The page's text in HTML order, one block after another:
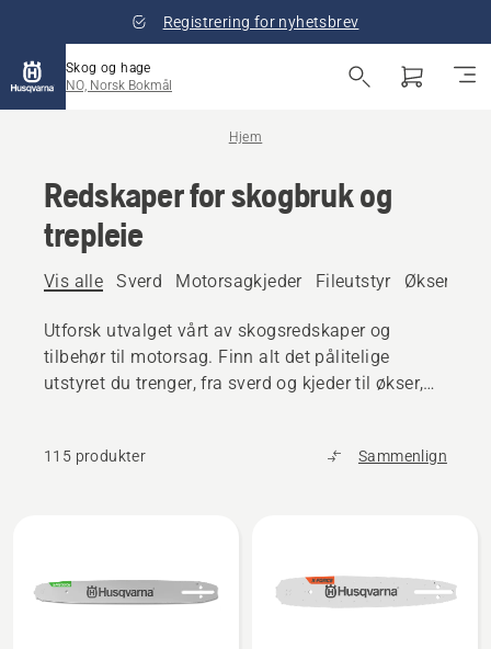
Registrering for nyhetsbrev
Skog og hage
NO, Norsk Bokmål
Hjem
Redskaper for skogbruk og
trepleie
Vis alle Sverd Motorsagkjeder Fileutstyr Økser
Utforsk utvalget vårt av skogsredskaper og
tilbehør til motorsag. Finn alt det pålitelige
utstyret du trenger, fra sverd og kjeder til økser,
115 produkter Sammenlign